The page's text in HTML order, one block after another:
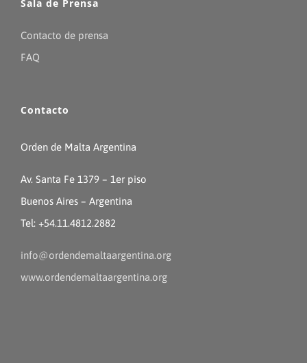
Sala de Prensa
Contacto de prensa
FAQ
Contacto
Orden de Malta Argentina
Av. Santa Fe 1379 – 1er piso
Buenos Aires – Argentina
Tel: +54.11.4812.2882
info@ordendemaltaargentina.org
www.ordendemaltaargentina.org